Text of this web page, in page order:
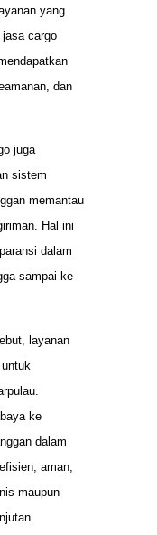
yang
cargo
dan
juga
sistem
memantau
Hal ini
dalam
sampai ke
layanan
ke
dalam
aman,
maupun